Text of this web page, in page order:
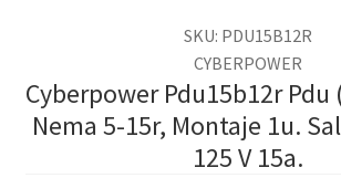
SKU: PDU15B12R
CYBERPOWER
Cyberpower Pdu15b12r Pdu
Nema 5-15r, Montaje 1u.
125 V 15a.